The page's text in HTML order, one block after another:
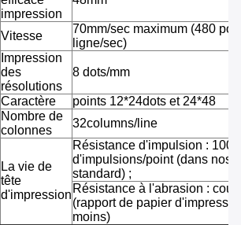
impression
Vitesse
70mm/sec maximum (480
ligne/sec)
Impression
des
résolutions
8 dots/mm
Caractère
points 12*24dots et 24*48
Nombre de
colonnes
32columns/line
La vie de
tête
d'impression
Résistance d'impulsion : 100
d'impulsions/point (dans nos
standard) ;
Résistance à l'abrasion :
(rapport de papier
moins)